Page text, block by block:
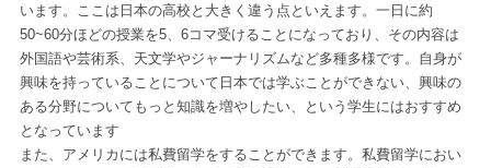
います。ここは日本の高校と大きく違う点といえます。一日に約
50~60分ほどの授業を5、6コマ受けることになっており、その内容は
外国語や芸術系、天文学やジャーナリズムなど多種多様です。自身が
興味を持っていることについて日本では学ぶことができない、興味の
ある分野についてもっと知識を増やしたい、という学生にはおすすめ
となっています
また、アメリカには私費留学をすることができます。私費留学におい